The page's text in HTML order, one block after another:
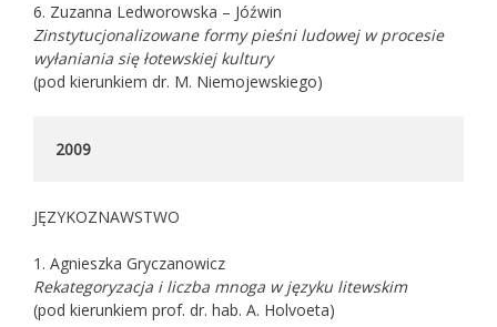
6. Zuzanna Ledworowska – Jóźwin
Zinstytucjonalizowane formy pieśni ludowej w procesie
wyłaniania się łotewskiej kultury
(pod kierunkiem dr. M. Niemojewskiego)
2009
JĘZYKOZNAWSTWO
1. Agnieszka Gryczanowicz
Rekategoryzacja i liczba mnoga w języku litewskim
(pod kierunkiem prof. dr. hab. A. Holvoeta)